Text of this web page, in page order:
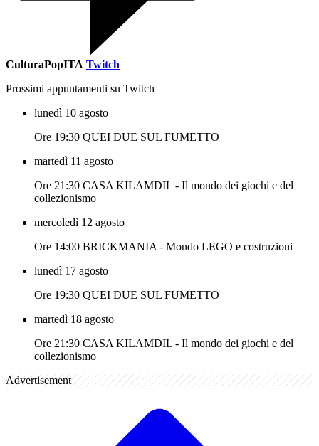
CulturaPopITA Twitch
Prossimi appuntamenti su Twitch
lunedì 10 agosto
Ore 19:30 QUEI DUE SUL FUMETTO
martedì 11 agosto
Ore 21:30 CASA KILAMDIL - Il mondo dei giochi e del
collezionismo
mercoledì 12 agosto
Ore 14:00 BRICKMANIA - Mondo LEGO e costruzioni
lunedì 17 agosto
Ore 19:30 QUEI DUE SUL FUMETTO
martedì 18 agosto
Ore 21:30 CASA KILAMDIL - Il mondo dei giochi e del
collezionismo
Advertisement